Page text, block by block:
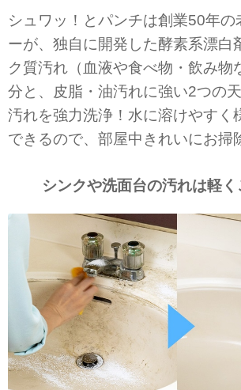
シュワッ！とパンチは創業50年の
ーが、独自に開発した酵素系漂白
ク質汚れ（血液や食べ物・飲み物
分と、皮脂・油汚れに強い2つの
汚れを強力洗浄！水に溶けやすく
できるので、部屋中きれいにお掃
シンクや洗面台の汚れは軽く